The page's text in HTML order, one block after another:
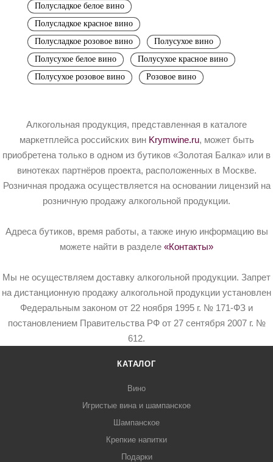
Полусладкое белое вино
Полусладкое красное вино
Полусладкое розовое вино
Полусухое вино
Полусухое белое вино
Полусухое красное вино
Полусухое розовое вино
Розовое вино
Алкогольная продукция, представленная в каталоге
маркетплейса российских вин Krymwine.ru, может быть
приобретена только в одном из бутиков «Золотая Балка» или в
винотеках партнёров проекта, расположенных в Москве.
Розничная продажа осуществляется на основании лицензий на
розничную продажу алкогольной продукции.
Адреса бутиков, время работы, а также иную информацию вы
можете найти в разделе «Контакты»
Мы не осуществляем доставку алкогольной продукции. Запрет
на дистанционную продажу алкогольной продукции установлен
Федеральным законом от 22 ноября 1995 г. № 171-ФЗ и
постановлением Правительства РФ от 27 сентября 2007 г. №
612.
КАТАЛОГ
Вино
Игристые вина и шампанское
Шампанское
Крепкие напитки
Подарки